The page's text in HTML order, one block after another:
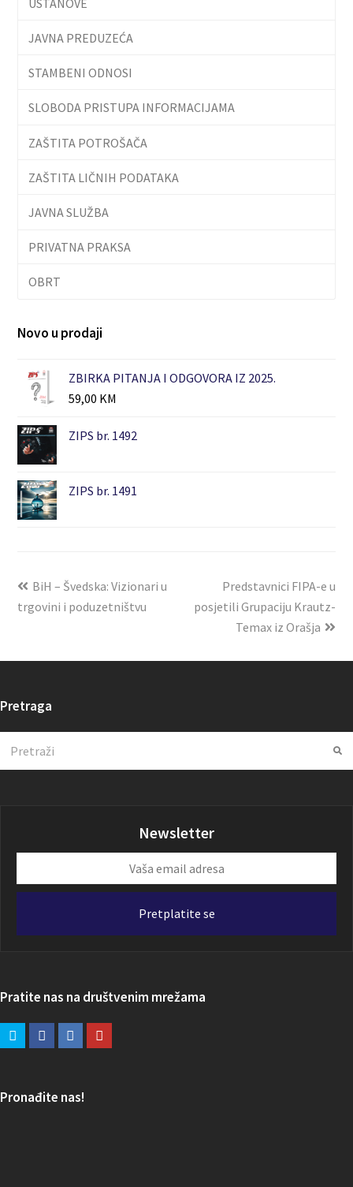
JAVNA PREDUZEĆA
STAMBENI ODNOSI
SLOBODA PRISTUPA INFORMACIJAMA
ZAŠTITA POTROŠAČA
ZAŠTITA LIČNIH PODATAKA
JAVNA SLUŽBA
PRIVATNA PRAKSA
OBRT
Novo u prodaji
ZBIRKA PITANJA I ODGOVORA IZ 2025.
59,00 KM
ZIPS br. 1492
ZIPS br. 1491
BiH – Švedska: Vizionari u
trgovini i poduzetništvu
Predstavnici FIPA-e u
posjetili Grupaciju Krautz-
Temax iz Orašja
Pretraga
Newsletter
email
Pretplatite se
Pratite nas na društvenim mrežama
Pronađite nas!